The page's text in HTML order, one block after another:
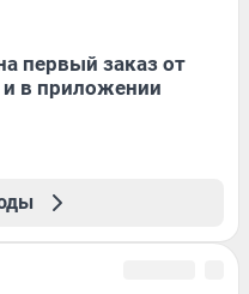
первый заказ от
и в приложении